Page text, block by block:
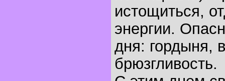
истощиться,
энергии.
дня: гордыня,
брюзгливость.